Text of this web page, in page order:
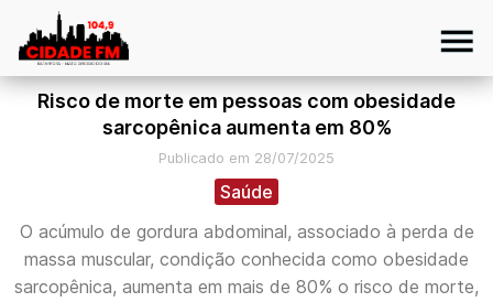
Risco de morte em pessoas com obesidade
sarcopênica aumenta em 80%
Publicado em 28/07/2025
Saúde
O acúmulo de gordura abdominal, associado à perda de
massa muscular, condição conhecida como obesidade
sarcopênica, aumenta em mais de 80% o risco de morte,